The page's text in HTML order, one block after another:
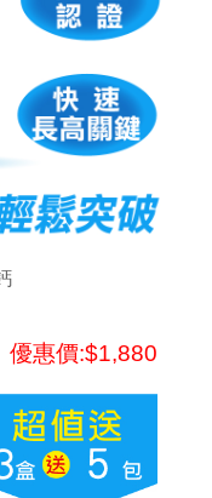
優惠價:$1,880